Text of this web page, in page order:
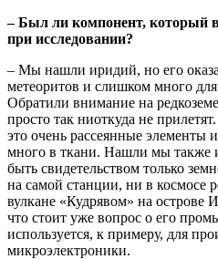
– Был ли компонент, который
при исследовании?
– Мы нашли иридий, но его
метеоритов и слишком много
Обратили внимание на
просто так ниоткуда не
это очень рассеянные элементы
много в ткани. Нашли мы также
быть свидетельством только
на самой станции, ни в космосе
вулкане «Кудрявом» на острове
что стоит уже вопрос о его
используется, к примеру, для
микроэлектроники.